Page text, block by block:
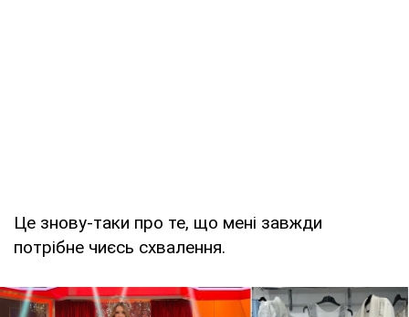
Це знову-таки про те, що мені завжди
потрібне чиєсь схвалення.